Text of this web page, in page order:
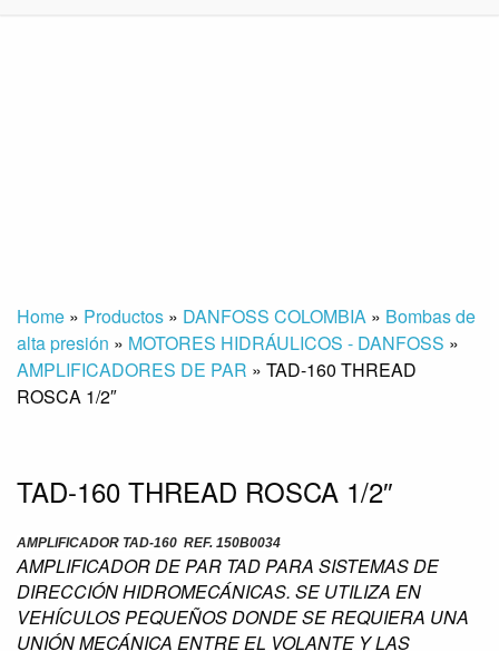
Home » Productos » DANFOSS COLOMBIA » Bombas de
alta presión » MOTORES HIDRÁULICOS - DANFOSS »
AMPLIFICADORES DE PAR » TAD-160 THREAD
ROSCA 1/2″
TAD-160 THREAD ROSCA 1/2″
AMPLIFICADOR TAD-160 REF. 150B0034
AMPLIFICADOR DE PAR TAD PARA SISTEMAS DE
DIRECCIÓN HIDROMECÁNICAS. SE UTILIZA EN
VEHÍCULOS PEQUEÑOS DONDE SE REQUIERA UNA
UNIÓN MECÁNICA ENTRE EL VOLANTE Y LAS